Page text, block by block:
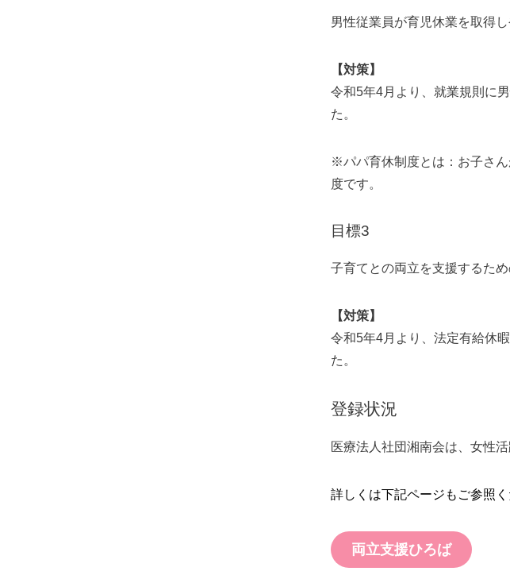
男性従業員が育児休業を取得
【対策】
令和5年4月より、就業規則に
た。
※パパ育休制度とは：お子さ
度です。
目標3
子育てとの両立を支援するため
【対策】
令和5年4月より、法定有給休
た。
登録状況
医療法人社団湘南会は、女性
詳しくは下記ページもご参照く
両立支援ひろば